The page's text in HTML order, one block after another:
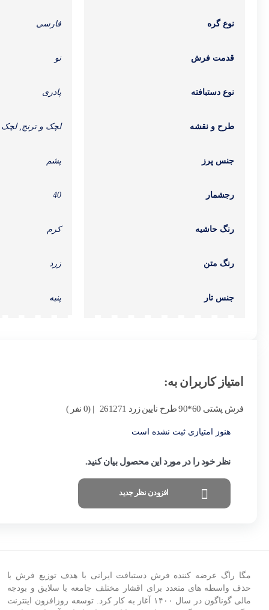
نوع گره فارسی
قدمت فرش نو
نوع دستبافته پادری
طرح و نقشه لچک و ترنج, لچک
جنس پرز پشم
رجشمار 40
رنگ حاشیه کرم
رنگ متن زرد
جنس تار پنبه
امتیاز کاربران به:
فرش پشتی 60*90 طرح نایین زرد 261271 | (0 نفر )
هنوز امتیازی ثبت نشده است
نظر خود را در مورد این محصول بیان کنید.
افزودن نظر جدید
مگا راگ عرضه کننده فرش دستبافت ایرانی با هدف توزیع فرش با
حذف واسطه های متعدد برای اقشار مختلف جامعه با سلایق و بودجه
مالی گوناگون در سال
آغاز به کار کرد. توسعه روزافزون اینترنت